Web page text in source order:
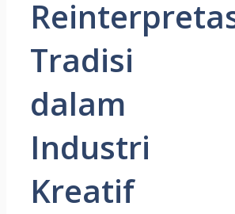
Tradisi
dalam
Industri
Kreatif